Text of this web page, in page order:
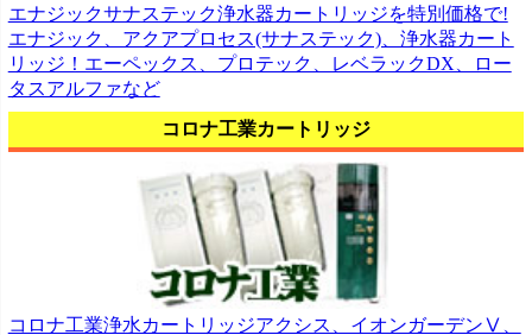
エナジックサナステック浄水器カートリッジを特別価格で!
エナジック、アクアプロセス(サナステック)、浄水器カート
リッジ！エーペックス、プロテック、レベラックDX、ロー
タスアルファなど
コロナ工業カートリッジ
コロナ工業浄水カートリッジアクシス、イオンガーデンⅤ、